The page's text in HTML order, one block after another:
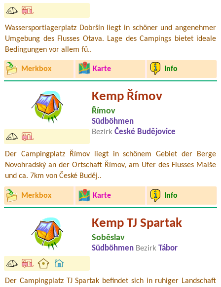
Wassersportlagerplatz Dobršín liegt in schöner und angenehmer
Umgebung des Flusses Otava. Lage des Campings bietet ideale
Bedingungen vor allem fü..
Merkbox Karte Info
Kemp Římov
Římov
Südböhmen
Bezirk České Budějovice
Der Campingplatz Římov liegt in schönem Gebiet der Berge
Novohradský an der Ortschaft Římov, am Ufer des Flusses Malše
und ca. 7km von České Buděj..
Merkbox Karte Info
Kemp TJ Spartak
Soběslav
Südböhmen Bezirk Tábor
Der Campingplatz TJ Spartak befindet sich in ruhiger Landschaft